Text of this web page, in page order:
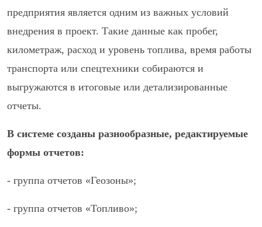
предприятия является одним из важных условий
внедрения в проект. Такие данные как пробег,
километраж, расход и уровень топлива, время работы
транспорта или спецтехники собираются и
выгружаются в итоговые или детализированные
отчеты.
В системе созданы разнообразные, редактируемые
формы отчетов:
- группа отчетов «Геозоны»;
- группа отчетов «Топливо»;